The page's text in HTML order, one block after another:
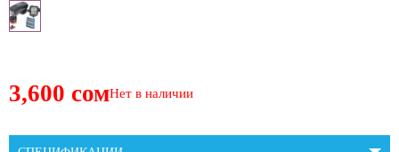
3,600 сомНет в наличии